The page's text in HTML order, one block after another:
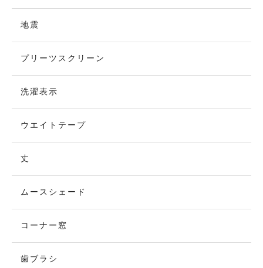
地震
プリーツスクリーン
洗濯表示
ウエイトテープ
丈
ムースシェード
コーナー窓
歯ブラシ